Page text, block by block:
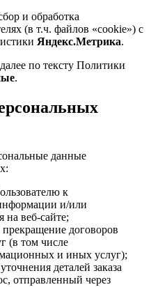
и обработка
(в т.ч. файлов «cookie») с
Яндекс.Метрика.
по тексту Политики
.
данные
к
и/или
на веб-сайте;
договоров
(в том числе
и иных услуг);
деталей заказа
отправленный через